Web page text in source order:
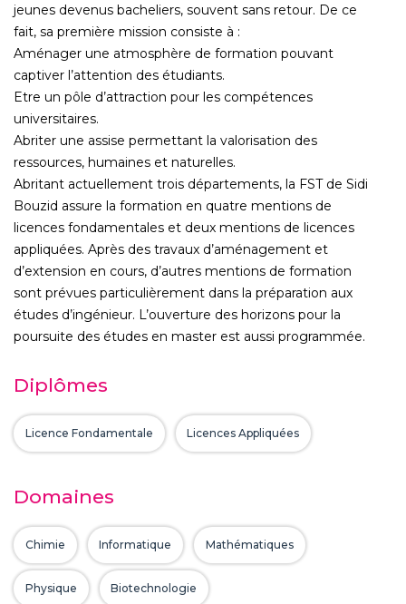
jeunes devenus bacheliers, souvent sans retour. De ce
fait, sa première mission consiste à :
Aménager une atmosphère de formation pouvant
captiver l’attention des étudiants.
Etre un pôle d’attraction pour les compétences
universitaires.
Abriter une assise permettant la valorisation des
ressources, humaines et naturelles.
Abritant actuellement trois départements, la FST de Sidi
Bouzid assure la formation en quatre mentions de
licences fondamentales et deux mentions de licences
appliquées. Après des travaux d’aménagement et
d’extension en cours, d’autres mentions de formation
sont prévues particulièrement dans la préparation aux
études d’ingénieur. L’ouverture des horizons pour la
poursuite des études en master est aussi programmée.
Diplômes
Licence Fondamentale Licences Appliquées
Domaines
Chimie Informatique Mathématiques
Physique Biotechnologie